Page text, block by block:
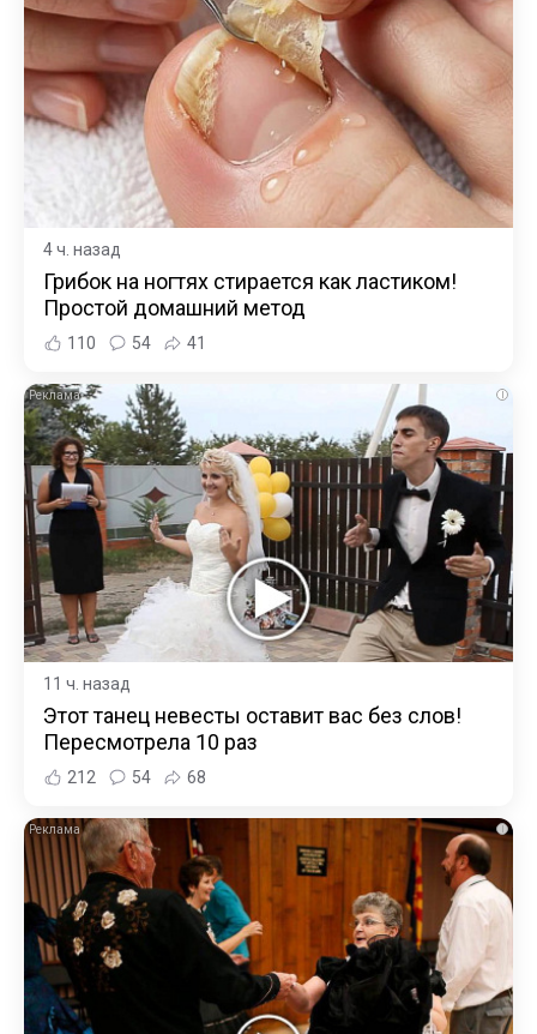
4 ч. назад
Грибок на ногтях стирается как ластиком!
Простой домашний метод
110 54 41
i
11 ч. назад
Этот танец невесты оставит вас без слов!
Пересмотрела 10 раз
212 54 68
i